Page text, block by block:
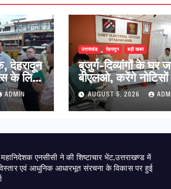
देहरादून
के लिए
मिली
ADMIN
उत्तराखंड देहरादून बड़ी खबर
बुजुर्ग-दिव्यांगों के घर
बीएलओ, करेंगे नोटिसों
निस्तारण
AUGUST 5, 2026
एनसीसी ने की शिष्टाचार भेंट,उत्तराखण्ड में
एवं आधुनिक आधारभूत संरचना के विकास पर हुई